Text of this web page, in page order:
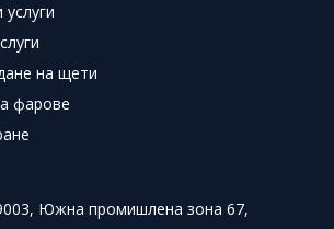
на щети
фарове
Южна промишлена зона 67,